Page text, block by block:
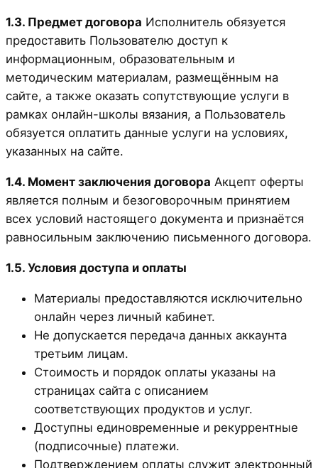
1.3. Предмет договора Исполнитель обязуется
предоставить Пользователю доступ к
информационным, образовательным и
методическим материалам, размещённым на
сайте, а также оказать сопутствующие услуги в
рамках онлайн-школы вязания, а Пользователь
обязуется оплатить данные услуги на условиях,
указанных на сайте.
1.4. Момент заключения договора Акцепт оферты
является полным и безоговорочным принятием
всех условий настоящего документа и признаётся
равносильным заключению письменного договора.
1.5. Условия доступа и оплаты
Материалы предоставляются исключительно
онлайн через личный кабинет.
Не допускается передача данных аккаунта
третьим лицам.
Стоимость и порядок оплаты указаны на
страницах сайта с описанием
соответствующих продуктов и услуг.
Доступны единовременные и рекуррентные
(подписочные) платежи.
Подтверждением оплаты служит электронный